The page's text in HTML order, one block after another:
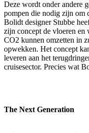
Deze wordt onder andere
pompen die nodig zijn om
Bolidt designer Stubbe
zijn concept de vloeren en
CO2 kunnen omzetten in
opwekken. Het concept
leveren aan het
cruisesector. Precies wat
The Next Generation